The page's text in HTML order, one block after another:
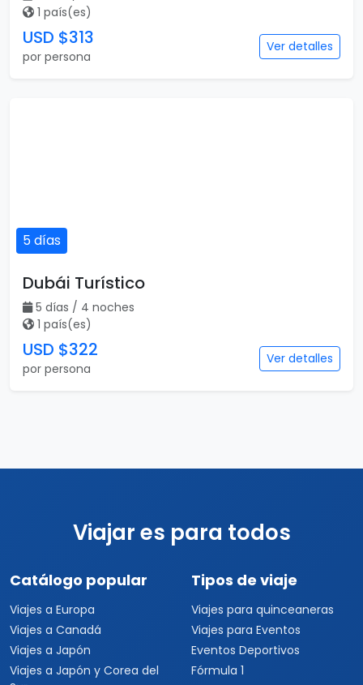
1 país(es)
USD $313
por persona
Ver detalles
5 días
Dubái Turístico
5 días / 4 noches
1 país(es)
USD $322
por persona
Ver detalles
Viajar es para todos
Catálogo popular
Viajes a Europa
Viajes a Canadá
Viajes a Japón
Viajes a Japón y Corea del
Tipos de viaje
Viajes para quinceaneras
Viajes para Eventos
Eventos Deportivos
Fórmula 1